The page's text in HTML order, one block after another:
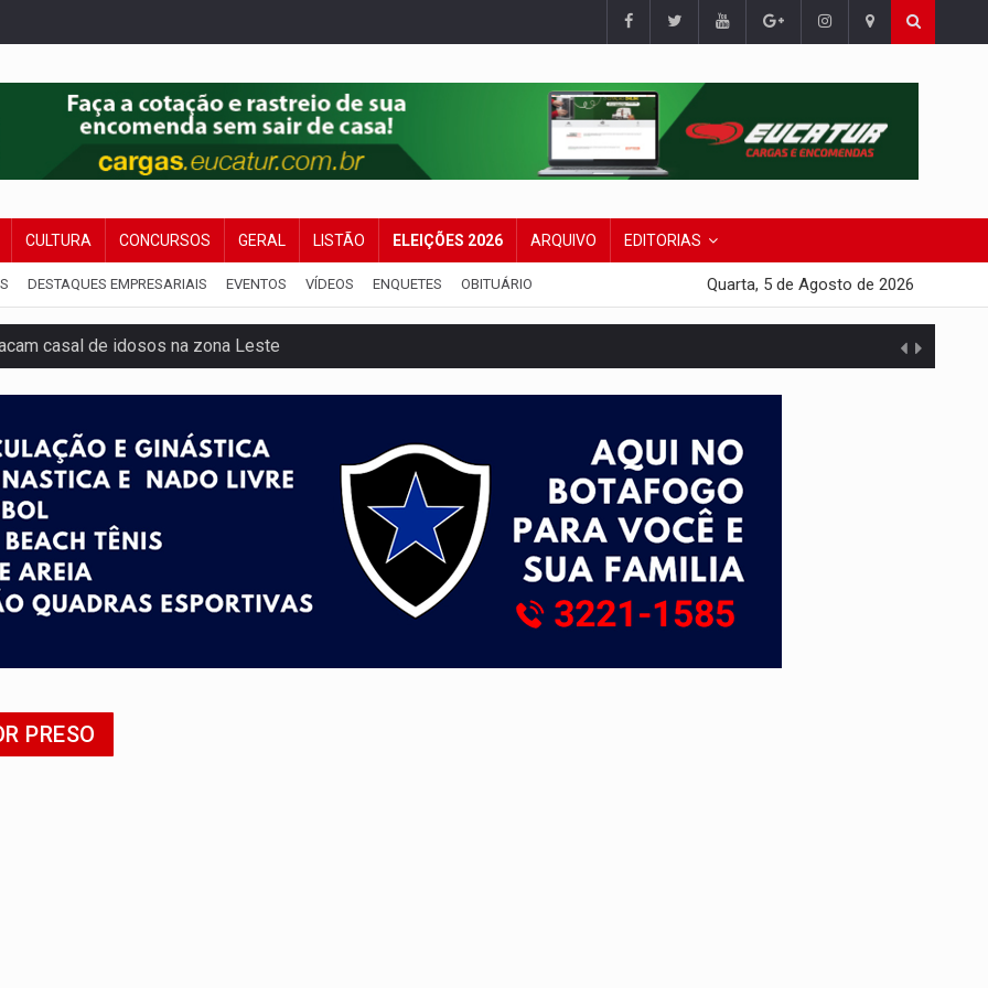
CULTURA CONCURSOS GERAL LISTÃO ELEIÇÕES 2026 ARQUIVO EDITORIAS
DESTAQUES EMPRESARIAIS EVENTOS VÍDEOS ENQUETES OBITUÁRIO Quarta, 5 de Agosto de 2026
casal de idosos na zona Leste
cerca de 1kg de ouro em Rondônia
Alfredo Gaspar como vice, alvo de denúncia por estupro
lentidão no trânsito
declara carros por R$ 25 e casas por R$ 300 em RO
pessoas ficam feridas no Cohab
de MC's acontece neste sábado em PVH
de plástico ou petróleo em ovos
PRESO